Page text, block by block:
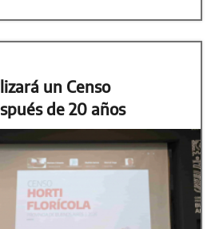
un Censo
de 20 años